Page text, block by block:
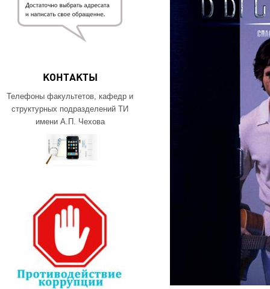
КОНТАКТЫ
Телефоны факультетов, кафедр и
структурных подразделений ТИ
имени А.П. Чехова